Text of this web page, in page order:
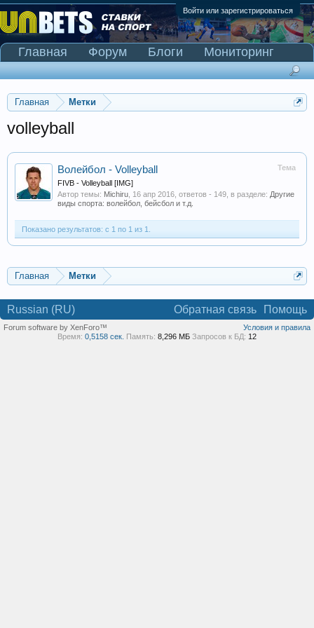
Войти или зарегистрироваться
Главная Метки
volleyball
Тема
Волейбол - Volleyball
FIVB - Volleyball [IMG]
Автор темы: Michiru 16 апр 2016 , ответов - 149, в разделе: Другие
виды спорта: волейбол, бейсбол и т.д.
Показано результатов: с 1 по 1 из 1.
Главная Метки
Главная Форум Блоги
Мониторинг
Сканер Pinnacle
Russian (RU) Обратная связь Помощь
Условия и правила
Forum software by XenForo™
Время: 0,5158 сек. Память: 8,296 МБ Запросов к БД: 12